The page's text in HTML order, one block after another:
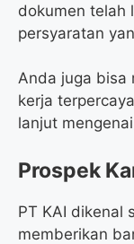
dokumen telah
persyaratan
Anda juga bisa
kerja
lanjut
Prospek
PT KAI dikenal
memberikan